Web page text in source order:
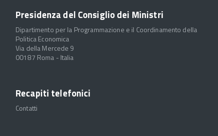
Presidenza del Consiglio dei Ministri
Dipartimento per la Programmazione e il Coordinamento della
Politica Economica
Via della Mercede 9
00187 Roma - Italia
Recapiti telefonici
Contatti